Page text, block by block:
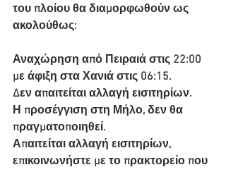
του πλοίου θα διαμορφωθούν ως
ακολούθως:
Αναχώρηση από Πειραιά στις 22:00
με άφιξη στα Χανιά στις 06:15.
Δεν απαιτείται αλλαγή εισιτηρίων.
Η προσέγγιση στη Μήλο, δεν θα
πραγματοποιηθεί.
Απαιτείται αλλαγή εισιτηρίων,
επικοινωνήστε με το πρακτορείο που